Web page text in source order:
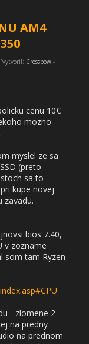
AM4
[vytvoril: Crossbow -
cenu 10€
mozno
myslel ze sa
(preto
sa to
kupe novej
zavadu.
bios 7.40,
v zozname
som tam Ryzen
- zlomene 2
na predny
na prednom